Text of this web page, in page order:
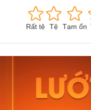
Rất tệ Tệ Tạm ổn